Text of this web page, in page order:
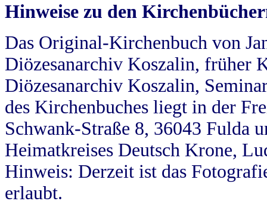
Hinweise zu den
Das Original-Kirchenbuch von
Diözesanarchiv Koszalin, früher
Diözesanarchiv Koszalin,
des Kirchenbuches liegt in der
Schwank-Straße 8, 36043 Fulda
Heimatkreises Deutsch Krone,
Hinweis: Derzeit ist das
erlaubt.